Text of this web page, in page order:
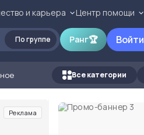
и карьера Центр помощи
По группе Ранг🏆 Войти
Все категории
Реклама